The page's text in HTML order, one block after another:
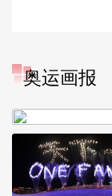
奥运画报
[图]冬奥会